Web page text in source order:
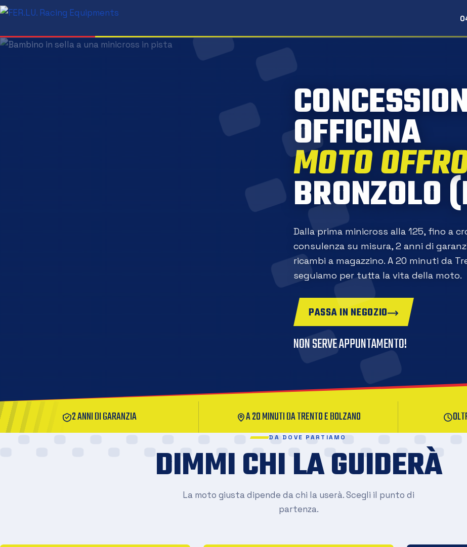
OFFICINA
MOTO
BRONZOLO
Dalla prima minicross alla 125, fino a
consulenza su misura, 2 anni di
ricambi a magazzino. A 20 minuti da
seguiamo per tutta la vita della moto.
PASSA IN NEGOZIO
NON SERVE APPUNTAMENTO!
2 ANNI DI GARANZIA A 20 MINUTI DA TRENTO E BOLZANO
DA DOVE PARTIAMO
DIMMI CHI LA GUIDERÀ
La moto giusta dipende da chi la userà. Scegli il punto di
partenza.